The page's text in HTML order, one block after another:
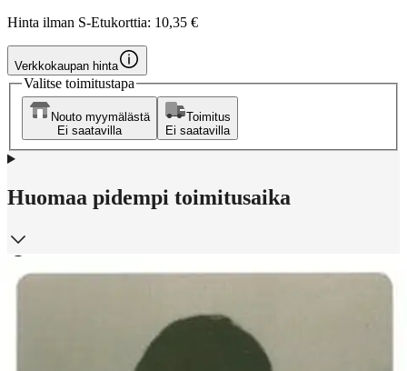
Hinta ilman S-Etukorttia: 10,35 €
Verkkokaupan hinta
Valitse toimitustapa
Nouto myymälästä
Ei saatavilla
Toimitus
Ei saatavilla
Huomaa pidempi toimitusaika
Ilmainen toimitus yli 100 €:n tilauksille
Postin pakettiautomaattiin tai
palvelupisteeseen!